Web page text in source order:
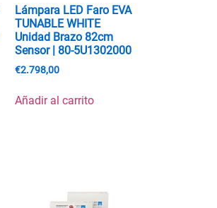
Lámpara LED Faro EVA
TUNABLE WHITE
Unidad Brazo 82cm
Sensor | 80-5U1302000
€2.798,00
Añadir al carrito